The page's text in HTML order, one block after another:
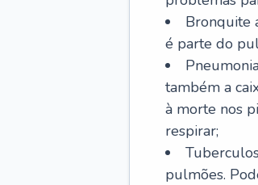
Bronquite
é parte do
também a
à morte nos
respirar;
pulmões.